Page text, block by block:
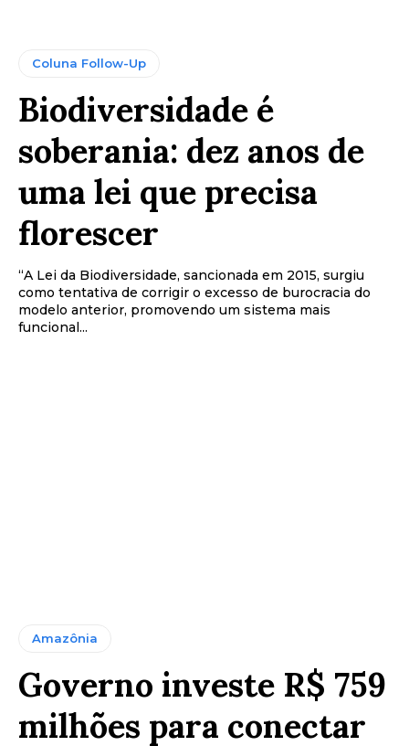
Coluna Follow-Up
Biodiversidade é
soberania: dez anos de
uma lei que precisa
florescer
“A Lei da Biodiversidade, sancionada em 2015, surgiu
como tentativa de corrigir o excesso de burocracia do
modelo anterior, promovendo um sistema mais
funcional...
Amazônia
Governo investe R$ 759
milhões para conectar